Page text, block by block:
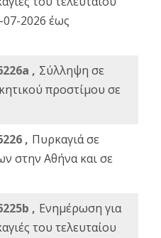
2026 έως
, Σύλληψη σε
προστίμου σε
, Πυρκαγιά σε
στην Αθήνα και σε
, Ενημέρωση για
του τελευταίου